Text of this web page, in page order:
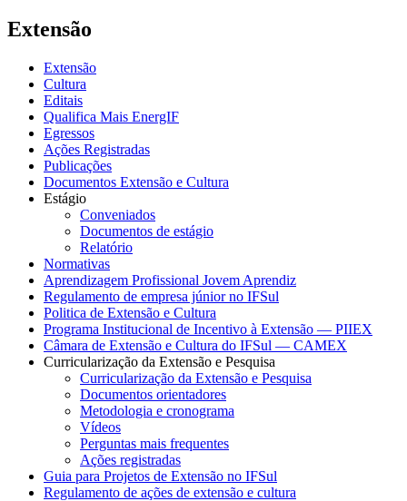
Extensão
Extensão
Cultura
Editais
Qualifica Mais EnergIF
Egressos
Ações Registradas
Publicações
Documentos Extensão e Cultura
Estágio
Conveniados
Documentos de estágio
Relatório
Normativas
Aprendizagem Profissional Jovem Aprendiz
Regulamento de empresa júnior no IFSul
Politica de Extensão e Cultura
Programa Institucional de Incentivo à Extensão — PIIEX
Câmara de Extensão e Cultura do IFSul — CAMEX
Curricularização da Extensão e Pesquisa
Curricularização da Extensão e Pesquisa
Documentos orientadores
Metodologia e cronograma
Vídeos
Perguntas mais frequentes
Ações registradas
Guia para Projetos de Extensão no IFSul
Regulamento de ações de extensão e cultura